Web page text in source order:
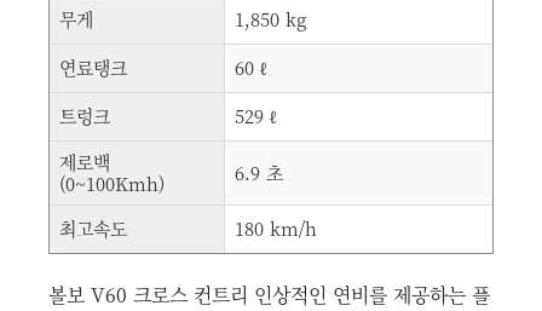
무게
1,850 kg
연료탱크
60 ℓ
트렁크
529 ℓ
제로백
(0~100Kmh)
6.9 초
최고속도 180 km/h
볼보 V60 크로스 컨트리 인상적인 연비를 제공하는 플